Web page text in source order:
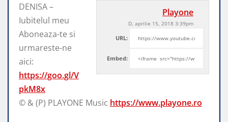
Playone
D, aprilie 15, 2018 3:39pm
URL:
Embed:
DENISA –
Iubitelul meu
Aboneaza-te si
urmareste-ne
aici:
https://goo.gl/V
pkM8x
© & (P) PLAYONE Music https://www.playone.ro